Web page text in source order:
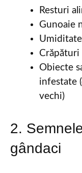
Resturi
Gunoaie
Crăpături
Obiecte
infestate
vechi)
2.
gândaci